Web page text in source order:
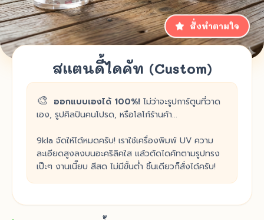
สั่งทำตามใจ
สแตนดี้ไดคัท (Custom)
🎨 ออกแบบเองได้ 100%! ไม่ว่าจะรูปการ์ตูนที่วาด
เอง, รูปศิลปินคนโปรด, หรือโลโก้ร้านค้า...
9kla จัดให้ได้หมดครับ! เราใช้เครื่องพิมพ์ UV ความ
ละเอียดสูงลงบนอะคริลิคใส แล้วตัดไดคัทตามรูปทรง
เป๊ะๆ งานเนี๊ยบ สีสด ไม่มีขั้นต่ำ ชิ้นเดียวก็สั่งได้ครับ!